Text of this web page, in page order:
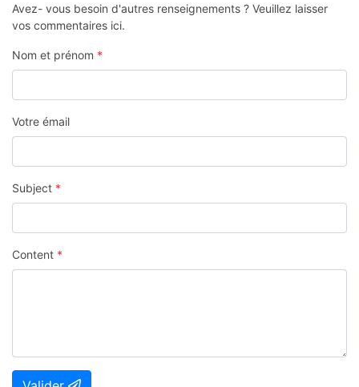
Avez- vous besoin d'autres renseignements ? Veuillez laisser
vos commentaires ici.
Nom et prénom *
Votre émail
Subject *
Content *